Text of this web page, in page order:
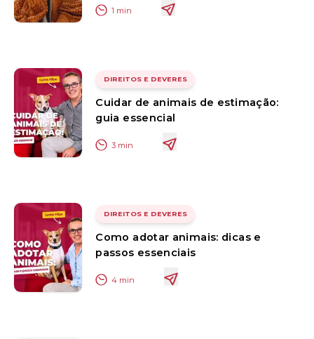
1 min
DIREITOS E DEVERES
Cuidar de animais de estimação:
guia essencial
3 min
DIREITOS E DEVERES
Como adotar animais: dicas e
passos essenciais
4 min